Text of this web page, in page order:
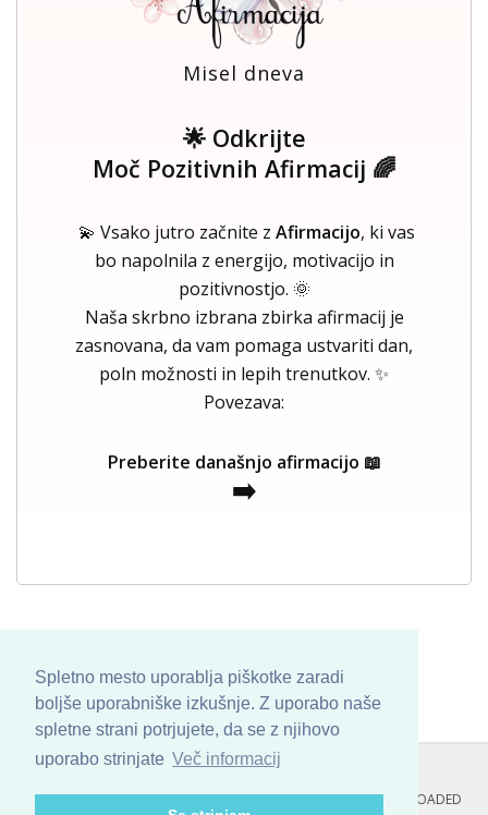
Spletno mesto uporablja piškotke zaradi
boljše uporabniške izkušnje. Z uporabo naše
spletne strani potrjujete, da se z njihovo
uporabo strinjate Več informacij
Misel dneva
🌟 Odkrijte
Moč Pozitivnih Afirmacij 🌈
💫 Vsako jutro začnite z Afirmacijo, ki vas
bo napolnila z energijo, motivacijo in
pozitivnostjo. 🌞
Naša skrbno izbrana zbirka afirmacij je
zasnovana, da vam pomaga ustvariti dan,
poln možnosti in lepih trenutkov. ✨
Povezava:
Preberite današnjo afirmacijo 📖
➡️
COPYRIGHT © 2013 - 2026 BYSKINBASE. ALL ARTWORK ARE UPLOADED